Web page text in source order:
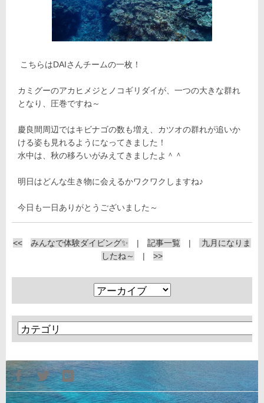
こちらはDAIさんチームの一枚！
カミグーのアカヒメジとノコギリダイが、一つの大きな群れ
となり、圧巻ですね～
慶良間周辺ではキビナゴの数も増え、カツオの群れが追いか
ける姿も見れるようになってきました！
水中は、秋の移ろいがみえてきましたよ＾＾
明日はどんな生き物に会えるかワクワクしますね♪
今日も一日ありがとうございました～
<< みんなで体験ダイビング✨ | 記事一覧 |
九月になりま
したね～
| >>